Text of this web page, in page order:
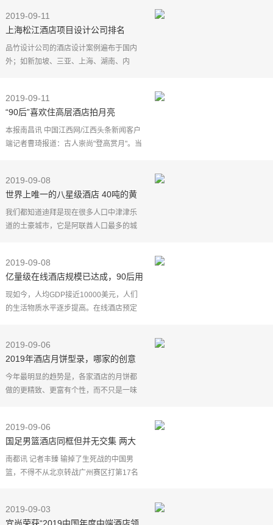
是很多，所以菜不
2019-09-11
上海松江酒店项目设计公司排名
品竹设计公司的酒店设计案例遍布于国内
外；如新加坡、三亚、上海、湖南、内
团等保持长期的战略
2019-09-11
“90后”喜欢住高层酒店拍月亮
本报南昌讯 中国江西网/江西头条新闻客户
端记者曹琦报道：古人崇尚"登高赏月"。当
示，2019年中
2019-09-08
世界上唯一的八星级酒店 40吨的黄
金用于装饰 豪车当做出租车
我们都知道迪拜是现在很多人口中津津乐
道的土豪城市，它是阿联酋人口最多的城
店最为著名。不过
2019-09-08
亿量级在线酒店规模已达成，90后用
户占比首超80后
现如今，人均GDP接近10000美元，人们
的生活物质水平逐步提高。在线酒店预定
为满足丰富多元的休闲娱乐需求，在线酒
店
2019-09-06
2019年酒店月饼型录，哪家的创意
最打动你？
今年最明显的趋势是，各家酒店的月饼都
做的更精致、更富有个性，而不只是一味
上海外滩W酒店每年的月
2019-09-06
国足男篮酒店同框但并无交集 两大
球各自享有独立餐厅
南都讯 记者丰臻 输掉了生死战的中国男
篮，不得不从北京转战广州赛区打第17名
唯一的利好是，不需要改航班，反
2019-09-03
宜尚荣获“2019中国年度中端酒店领